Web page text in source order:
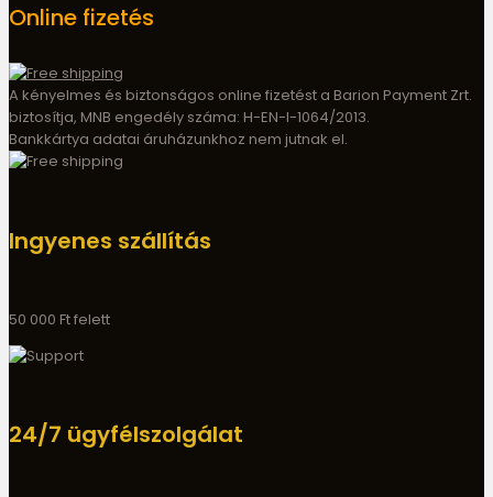
Online fizetés
A kényelmes és biztonságos online fizetést a Barion Payment Zrt.
biztosítja, MNB engedély száma: H-EN-I-1064/2013.
Bankkártya adatai áruházunkhoz nem jutnak el.
Ingyenes szállítás
50 000 Ft felett
24/7 ügyfélszolgálat